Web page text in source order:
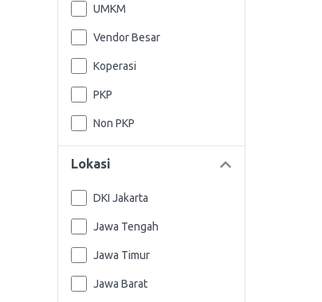
UMKM
Vendor Besar
Koperasi
PKP
Non PKP
Lokasi
DKI Jakarta
Jawa Tengah
Jawa Timur
Jawa Barat